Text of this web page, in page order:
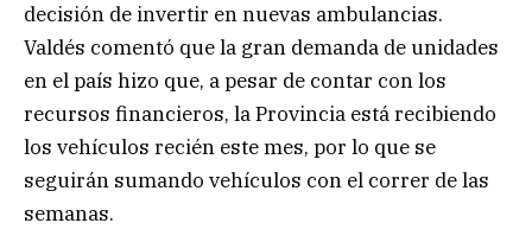
decisión de invertir en nuevas ambulancias.
Valdés comentó que la gran demanda de unidades
en el país hizo que, a pesar de contar con los
recursos financieros, la Provincia está recibiendo
los vehículos recién este mes, por lo que se
seguirán sumando vehículos con el correr de las
semanas.